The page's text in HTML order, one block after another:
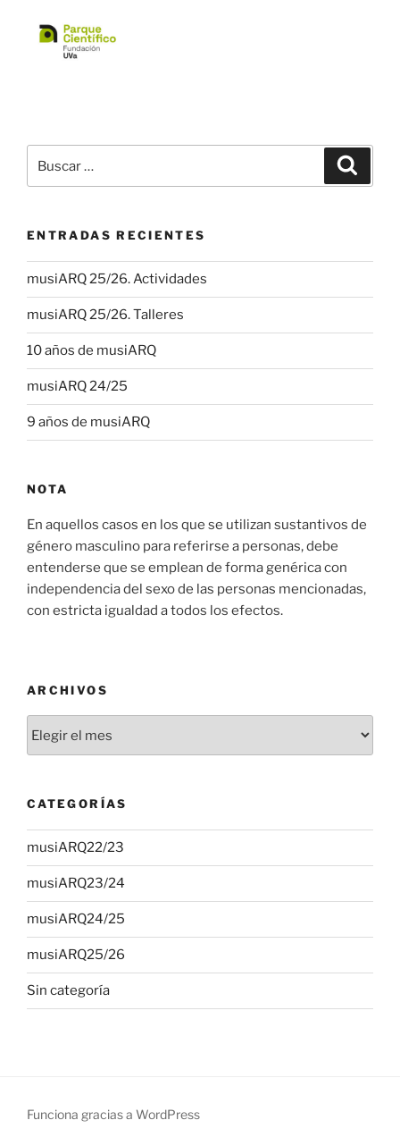
por:
ENTRADAS RECIENTES
musiARQ 25/26. Actividades
musiARQ 25/26. Talleres
10 años de musiARQ
musiARQ 24/25
9 años de musiARQ
NOTA
En aquellos casos en los que se utilizan sustantivos de
género masculino para referirse a personas, debe
entenderse que se emplean de forma genérica con
independencia del sexo de las personas mencionadas,
con estricta igualdad a todos los efectos.
ARCHIVOS
CATEGORÍAS
musiARQ22/23
musiARQ23/24
musiARQ24/25
musiARQ25/26
Sin categoría
Funciona gracias a WordPress